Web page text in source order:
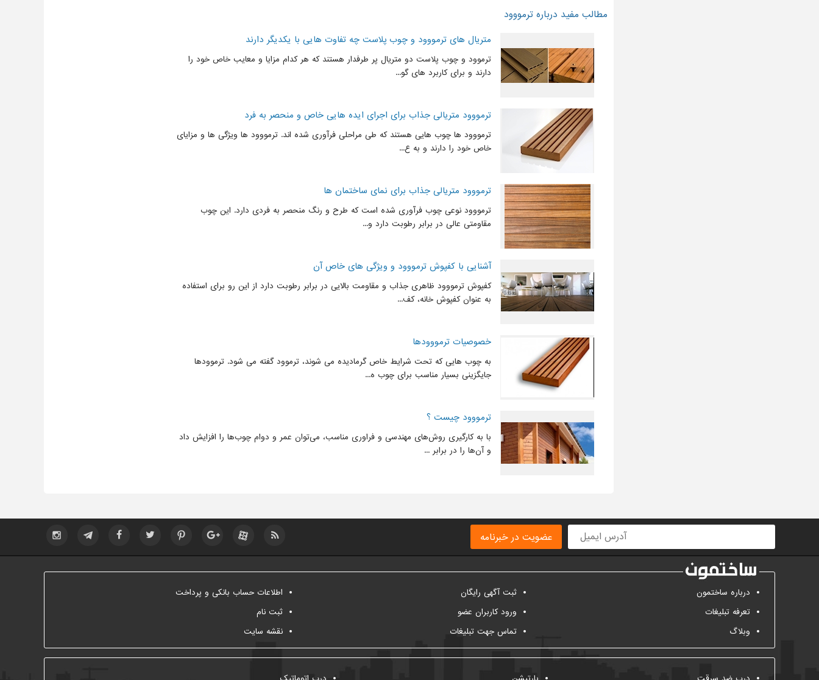
مطالب مفید درباره ترمووود
متریال های ترمووود و چوب پلاست چه تفاوت هایی با یکدیگر دارند
ترموود و چوب پلاست دو متریال پر طرفدار هستند که هر کدام مزایا و معایب خاص خود را
دارند و برای کاربرد های گو...
ترمووود متریالی جذاب برای اجرای ایده هایی خاص و منحصر به فرد
ترمووود ها چوب هایی هستند که طی مراحلی فرآوری شده اند. ترمووود ها ویژگی ها و مزایای
خاص خود را دارند و به ع...
ترمووود متریالی جذاب برای نمای ساختمان ها
ترمووود نوعی چوب فرآوری شده است که طرح و رنگ منحصر به فردی دارد. این چوب
مقاومتی عالی در برابر رطوبت دارد و...
آشنایی با کفپوش ترمووود و ویژگی های خاص آن
کفپوش ترمووود ظاهری جذاب و مقاومت بالایی در برابر رطوبت دارد از این رو برای استفاده
به عنوان کفپوش خانه، کف...
خصوصیات ترمووودها
به چوب هایی که تحت شرایط خاص گرمادیده می شوند، ترموود گفته می شود. ترموودها
جایگزینی بسیار مناسب برای چوب ه...
ترمووود چیست ؟
با به کارگیری روش‌های مهندسی و فراوری مناسب، می‌توان عمر و دوام چوب‌ها را افزایش داد
و آن‌ها را در برابر ...
عضویت در خبرنامه
درباره ساختمون
تعرفه تبلیغات
وبلاگ
ثبت آگهی رایگان
ورود کاربران عضو
تماس جهت تبلیغات
اطلاعات حساب بانکی و پرداخت
ثبت نام
نقشه سایت